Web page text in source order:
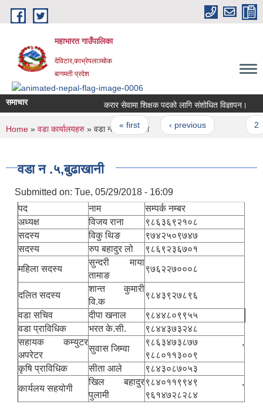
Skip to main content
महाभारत गाउँपालिका
देविटार,काभ्रेपलाञ्चोक
बागमती प्रदेश
समाचार करार सेवामा शिक्षक पदको लागि संशोधित विज्ञापन।
Pages
« first ‹ previous 2
You are here
Home » वडा कार्यालयहरु » वडा न .५,बुढाखानी
वडा न .५,बुढाखानी
Submitted on: Tue, 05/29/2018 - 16:09
पद
नाम
सम्पर्क नम्बर
अध्यक्ष
विजय राना
९८६३६९२१०८
सदस्य
विकु थिङ
९७४२५०९७४७
सदस्य
रुप बहादुर लो
९८६९२३६७०१
महिला सदस्य
सुन्दरी माया
तामाङ
९७६२२७०००८
दलित सदस्य
शान्त कुमारी
वि.क
९८४३९२७८९६
वडा सचिव
दीपा खनाल
९८४४८०९९५५
वडा प्राविधिक
भरत के.सी.
९८४४३७३२४८
सहायक कम्युटर
अपरेटर
सुवास जिम्वा
९८६३४७३८७७ ,
९८८०११३००९
कृषि प्राविधिक
सीता आले
९८४३०८७०५३
कार्यलय सहयोगी
खिल बहादुर
पुलामी
९८४०११९९४९ ,
९६१४७२८२८४